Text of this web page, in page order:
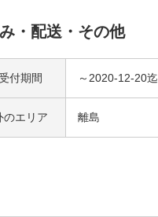
・配送・その他
付期間 ～2020-12-20迄
のエリア 離島